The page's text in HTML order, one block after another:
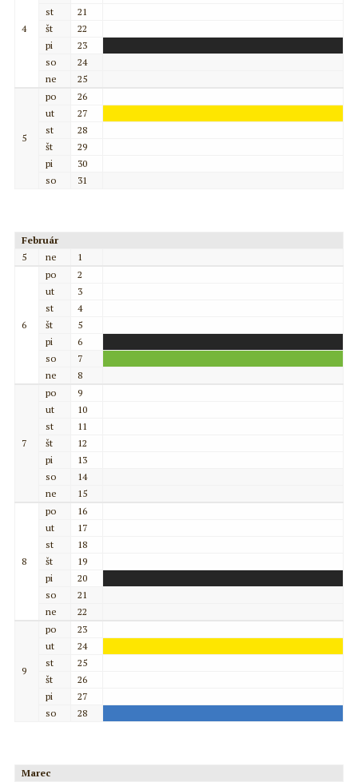
4
st
21
št
22
pi
23
so
24
ne
25
5
po
26
ut
27
st
28
št
29
pi
30
so
31
Február
5
ne 1
6
po
2
ut
3
st
4
št
5
pi
6
so
7
ne
8
7
po
9
ut
10
st
11
št
12
pi
13
so
14
ne
15
8
po
16
ut
17
st
18
št
19
pi
20
so
21
ne
22
9
po
23
ut
24
st
25
št
26
pi
27
so
28
Marec